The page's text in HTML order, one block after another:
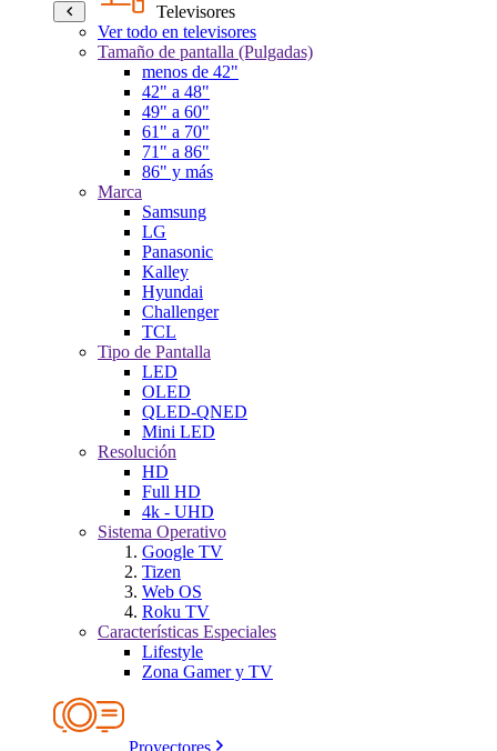
Televisores
Ver todo en televisores
Tamaño de pantalla (Pulgadas)
menos de 42"
42" a 48"
49" a 60"
61" a 70"
71" a 86"
86" y más
Marca
Samsung
LG
Panasonic
Kalley
Hyundai
Challenger
TCL
Tipo de Pantalla
LED
OLED
QLED-QNED
Mini LED
Resolución
HD
Full HD
4k - UHD
Sistema Operativo
Google TV
Tizen
Web OS
Roku TV
Características Especiales
Lifestyle
Zona Gamer y TV
Proyectores